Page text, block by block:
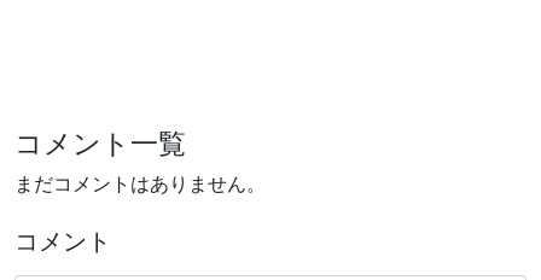
コメント一覧
まだコメントはありません。
コメント